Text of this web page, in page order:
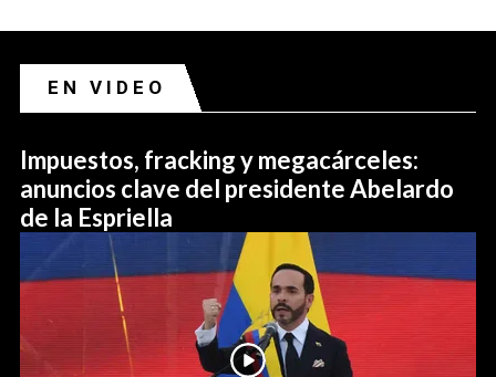
EN VIDEO
Impuestos, fracking y megacárceles:
anuncios clave del presidente Abelardo
de la Espriella